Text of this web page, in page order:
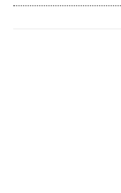
คน